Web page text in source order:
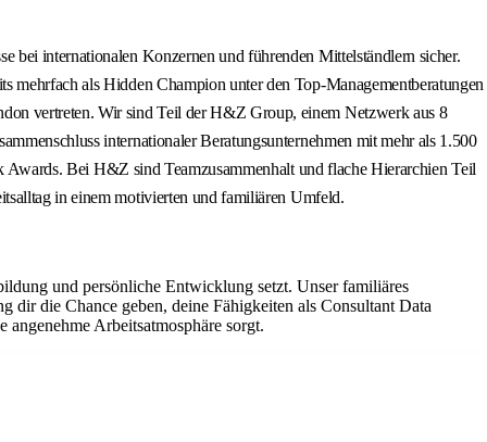
bei internationalen Konzernen und führenden Mittelständlern sicher.
als Hidden Champion unter den Top-Managementberatungen
vertreten. Wir sind Teil der H&Z Group, einem Netzwerk aus 8
internationaler Beratungsunternehmen mit mehr als 1.500
Bei H&Z sind Teamzusammenhalt und flache Hierarchien Teil
in einem motivierten und familiären Umfeld.
und persönliche Entwicklung setzt. Unser familiäres
dir die Chance geben, deine Fähigkeiten als Consultant Data
Arbeitsatmosphäre sorgt.